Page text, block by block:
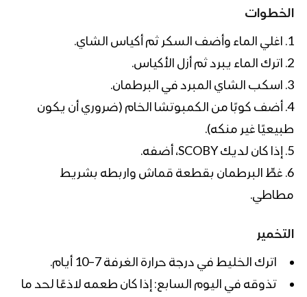
الخطوات
اغلي الماء وأضف السكر ثم أكياس الشاي.
اترك الماء يبرد ثم أزل الأكياس.
اسكب الشاي المبرد في البرطمان.
أضف كوبًا من الكمبوتشا الخام (ضروري أن يكون
طبيعيًا غير منكه).
إذا كان لديك SCOBY، أضفه.
غطِّ البرطمان بقطعة قماش واربطه بشريط
مطاطي.
التخمير
اترك الخليط في درجة حرارة الغرفة 7–10 أيام.
تذوقه في اليوم السابع: إذا كان طعمه لاذعًا لحد ما